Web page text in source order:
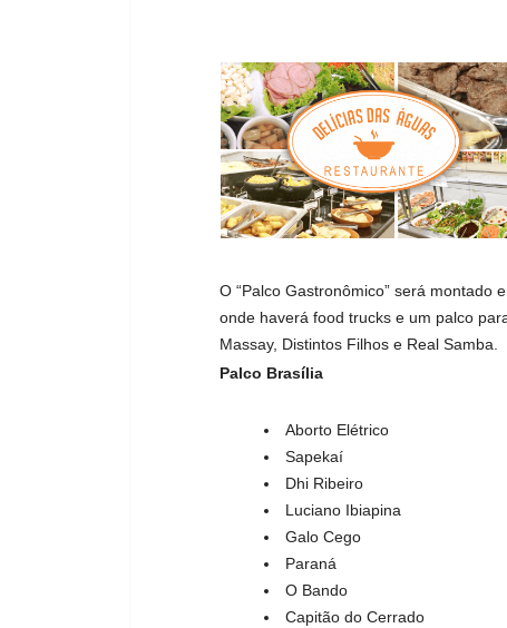
O “Palco Gastronômico” será montado
onde haverá food trucks e um palco
Massay, Distintos Filhos e Real Samba.
Palco Brasília
Aborto Elétrico
Sapekaí
Dhi Ribeiro
Luciano Ibiapina
Galo Cego
Paraná
O Bando
Capitão do Cerrado